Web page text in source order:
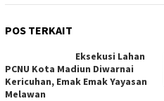
POS TERKAIT
Eksekusi Lahan
PCNU Kota Madiun Diwarnai
Kericuhan, Emak Emak Yayasan
Melawan